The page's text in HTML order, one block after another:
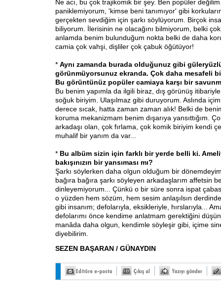
Ne acı, bu çok trajikomik bir şey. Ben popüler
paniklemiyorum, 'kimse beni tanımıyor' gibi
gerçekten sevdiğim için şarkı söylüyorum. Birçok
biliyorum. İlerisinin ne olacağını bilmiyorum, belki
anlamda benim bulunduğum nokta belki de daha
camia çok vahşi, dişliler çok çabuk öğütüyor!
* Aynı zamanda burada olduğunuz gibi
görünmüyorsunuz ekranda. Çok daha mesafeli
Bu görüntünüz popüler camiaya karşı bir
Bu benim yapımla da ilgili biraz, dış görünüş
soğuk biriyim. Ulaşılmaz gibi duruyorum. Aslında
derece sıcak, hatta zaman zaman alık! Belki de
koruma mekanizmam benim dışarıya yansıttığım.
arkadaşı olan, çok fırlama, çok komik biriyim kendi
muhalif bir yanım da var...
* Bu albüm sizin için farklı bir yerde belli ki.
bakışınızın bir yansıması mı?
Şarkı söylerken daha olgun olduğum bir
bağıra bağıra şarkı söyleyen arkadaşlarım affetsin
dinleyemiyorum... Çünkü o bir süre sonra ispat
o yüzden hem sözüm, hem sesim anlaşılsın
gibi insanım; defolarıyla, eksikleriyle, hırslarıyla...
defolarımı önce kendime anlatmam gerektiğini
manâda daha olgun, kendimle söyleşir gibi, içime
diyebilirim.
SEZEN BAŞARAN / GÜNAYDIN